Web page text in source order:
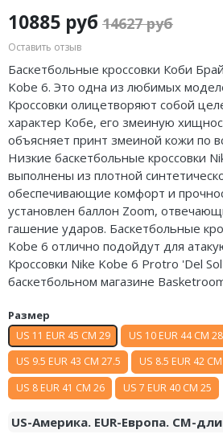
10885 руб 14627 руб
Оставить отзыв
Баскетбольные кроссовки Коби
Kobe 6. Это одна из любимых
Кроссовки олицетворяют собой
характер Кобе, его змеиную
объясняет принт змеиной кожи по
Низкие баскетбольные кроссовки
выполнены из плотной
обеспечивающие комфорт и
установлен баллон Zoom,
гашение ударов. Баскетбольные
Kobe 6 отлично подойдут для
Кроссовки Nike Kobe 6 Protro 'Del
баскетбольном магазине
Размер
US 11 EUR 45 CM 29
US 10 EUR 44 CM 28
US 9.5 EUR 43 CM 27.5
US 8.5 EUR 42
US 8 EUR 41 CM 26
US 7 EUR 40 CM 25
US-Америка. EUR-Европа. CM-
Air Jordan 37
Air Jordan 36
Air Jordan 1
Air Jordan 3
Air Jordan 4
Air Jordan 5
Air Jordan 6
Air Jordan 7
Air Jordan 10
Air Jordan 11
Air Jordan 12
Air Jordan 13
Air Jordan 14
Nike Pegasus
Nike Precision
Nike Hyperdunk
Nike Hyperset
Nike Cosmic Unity
Nike Air Deldon
Nike Sabrina
Nike A’ja
Nike ST
Nike GT
Nike Ja
Nike Book
Nike LeBron
adidas Adizero
adidas Harden
adidas Dame
adidas AE
Adidas Yeezy Boost 350 V2
Converse
Old Order
LACOSTE
The North Face